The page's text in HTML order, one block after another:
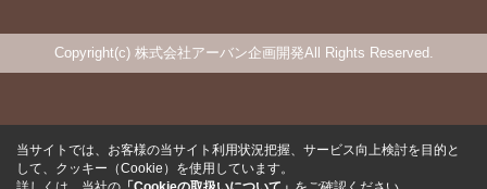
Copyright(c) 株式会社アーバン企画開発All Rights Reserved.
当サイトでは、お客様の当サイト利用状況把握、サービス向上検討を目的と
して、クッキー（Cookie）を使用しています。